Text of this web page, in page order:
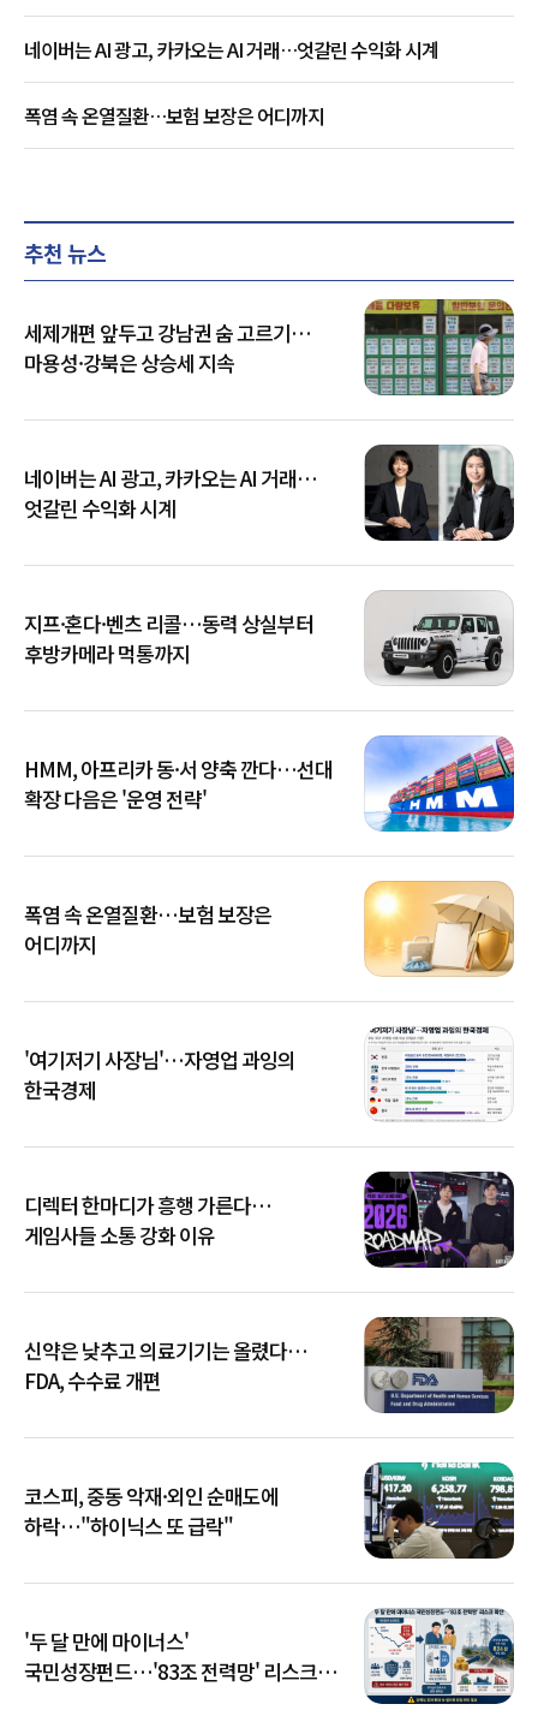
네이버는 AI 광고, 카카오는 AI 거래…엇갈린 수익화 시계
폭염 속 온열질환…보험 보장은 어디까지
추천 뉴스
세제개편 앞두고 강남권 숨 고르기…
마용성·강북은 상승세 지속
네이버는 AI 광고, 카카오는 AI 거래…
엇갈린 수익화 시계
지프·혼다·벤츠 리콜…동력 상실부터
후방카메라 먹통까지
HMM, 아프리카 동·서 양축 깐다…선대
확장 다음은 '운영 전략'
폭염 속 온열질환…보험 보장은
어디까지
'여기저기 사장님'…자영업 과잉의
한국경제
디렉터 한마디가 흥행 가른다…
게임사들 소통 강화 이유
신약은 낮추고 의료기기는 올렸다…
FDA, 수수료 개편
코스피, 중동 악재·외인 순매도에
하락…"하이닉스 또 급락"
'두 달 만에 마이너스'
국민성장펀드…'83조 전력망' 리스크